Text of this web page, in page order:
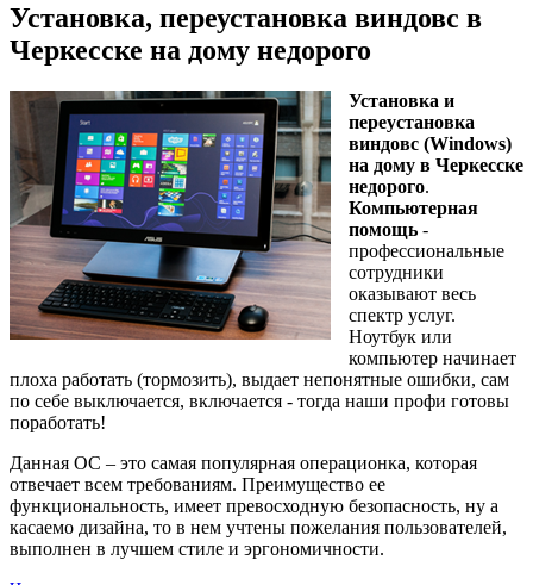
Установка, переустановка виндовс в
Черкесске на дому недорого
Установка и
переустановка
виндовс (Windows)
на дому в Черкесске
недорого.
Компьютерная
помощь -
профессиональные
сотрудники
оказывают весь
спектр услуг.
Ноутбук или
компьютер начинает
плоха работать (тормозить), выдает непонятные ошибки, сам
по себе выключается, включается - тогда наши профи готовы
поработать!
Данная ОС – это самая популярная операционка, которая
отвечает всем требованиям. Преимущество ее
функциональность, имеет превосходную безопасность, ну а
касаемо дизайна, то в нем учтены пожелания пользователей,
выполнен в лучшем стиле и эргономичности.